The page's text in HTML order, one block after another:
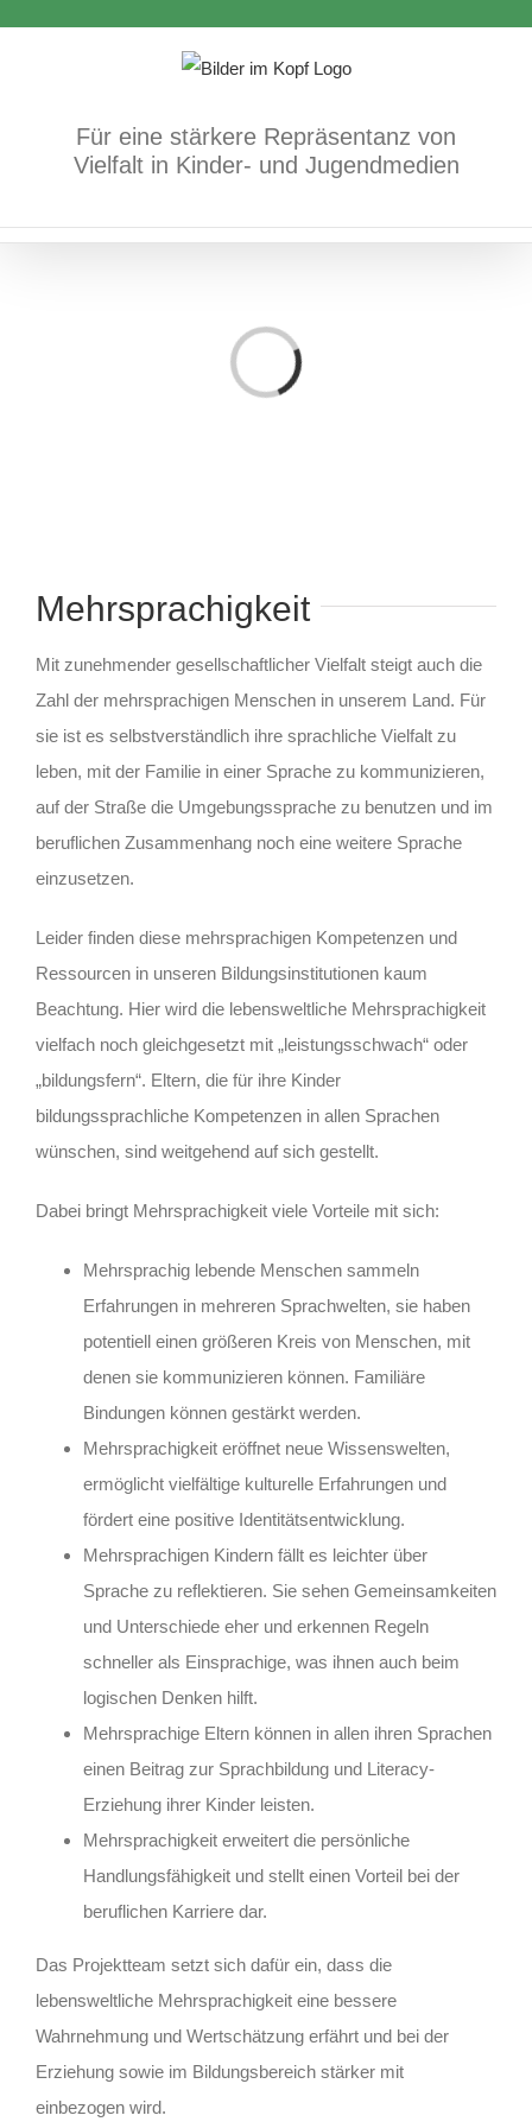
Für eine stärkere Repräsentanz von
Vielfalt in Kinder- und Jugendmedien
Loading...
Mehrsprachigkeit
Mit zunehmender gesellschaftlicher Vielfalt steigt auch die
Zahl der mehrsprachigen Menschen in unserem Land. Für
sie ist es selbstverständlich ihre sprachliche Vielfalt zu
leben, mit der Familie in einer Sprache zu kommunizieren,
auf der Straße die Umgebungssprache zu benutzen und im
beruflichen Zusammenhang noch eine weitere Sprache
einzusetzen.
Leider finden diese mehrsprachigen Kompetenzen und
Ressourcen in unseren Bildungsinstitutionen kaum
Beachtung. Hier wird die lebensweltliche Mehrsprachigkeit
vielfach noch gleichgesetzt mit „leistungsschwach“ oder
„bildungsfern“. Eltern, die für ihre Kinder
bildungssprachliche Kompetenzen in allen Sprachen
wünschen, sind weitgehend auf sich gestellt.
Dabei bringt Mehrsprachigkeit viele Vorteile mit sich:
Mehrsprachig lebende Menschen sammeln
Erfahrungen in mehreren Sprachwelten, sie haben
potentiell einen größeren Kreis von Menschen, mit
denen sie kommunizieren können. Familiäre
Bindungen können gestärkt werden.
Mehrsprachigkeit eröffnet neue Wissenswelten,
ermöglicht vielfältige kulturelle Erfahrungen und
fördert eine positive Identitätsentwicklung.
Mehrsprachigen Kindern fällt es leichter über
Sprache zu reflektieren. Sie sehen Gemeinsamkeiten
und Unterschiede eher und erkennen Regeln
schneller als Einsprachige, was ihnen auch beim
logischen Denken hilft.
Mehrsprachige Eltern können in allen ihren Sprachen
einen Beitrag zur Sprachbildung und Literacy-
Erziehung ihrer Kinder leisten.
Mehrsprachigkeit erweitert die persönliche
Handlungsfähigkeit und stellt einen Vorteil bei der
beruflichen Karriere dar.
Das Projektteam setzt sich dafür ein, dass die
lebensweltliche Mehrsprachigkeit eine bessere
Wahrnehmung und Wertschätzung erfährt und bei der
Erziehung sowie im Bildungsbereich stärker mit
einbezogen wird.